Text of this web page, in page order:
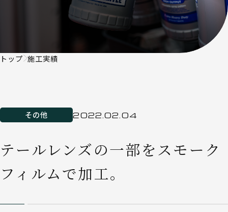
トップ 施工実績
その他 2022.02.04
テールレンズの一部をスモーク
フィルムで加工。